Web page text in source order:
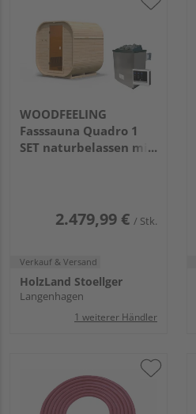
WOODFEELING
Fasssauna Quadro 1
SET naturbelassen mit
2.479,99 € / Stk.
Verkauf & Versand
HolzLand Stoellger
Langenhagen
1 weiterer Händler